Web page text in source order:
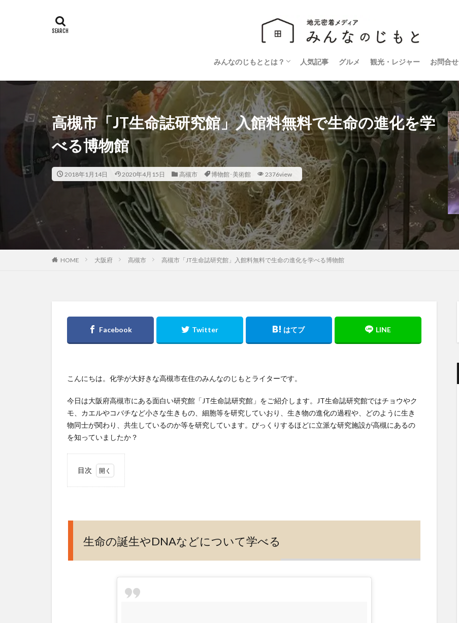
みんなのじもととは？
運営会社
プライバシーポリシー
人気記事 グルメ 観光・レジャー お問合せ
高槻市「JT生命誌研究館」入館料無料で生命の進化を学
べる博物館
2018年1月14日 2020年4月15日 高槻市 博物館･美術館 2376view
HOME 大阪府 高槻市 高槻市「JT生命誌研究館」入館料無料で生命の進化を学べる博物館
こんにちは。化学が大好きな高槻市在住のみんなのじもとライターです。
今日は大阪府高槻市にある面白い研究館「JT生命誌研究館」をご紹介します。JT生命誌研究館ではチョウやク
モ、カエルやコバチなど小さな生きもの、細胞等を研究していおり、生き物の進化の過程や、どのように生き
物同士が関わり、共生しているのか等を研究しています。びっくりするほどに立派な研究施設が高槻にあるの
を知っていましたか？
目次
生や
DNA
など
生命の誕生やDNAなどについて学べる